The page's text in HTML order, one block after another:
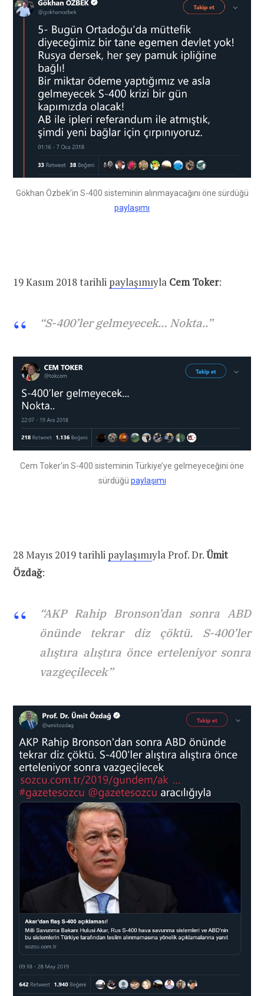
Gökhan Özbek’in S-400 sisteminin alınmayacağını öne sürdüğü
paylaşımı
19 Kasım 2018 tarihli paylaşımıyla Cem Toker:
“S-400’ler gelmeyecek… Nokta..”
Cem Toker’in S-400 sisteminin Türkiye’ye gelmeyeceğini öne
sürdüğü paylaşımı
28 Mayıs 2019 tarihli paylaşımıyla Prof. Dr.Ümit
Özdağ:
“AKP Rahip Bronson’dan sonra ABD
önünde tekrar diz çöktü. S-400’ler
alıştıra alıştıra önce erteleniyor sonra
vazgeçilecek”